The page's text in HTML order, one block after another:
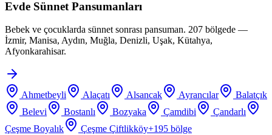
Evde Sünnet Pansumanları
Bebek ve çocuklarda sünnet sonrası pansuman. 207 bölgede —
İzmir, Manisa, Aydın, Muğla, Denizli, Uşak, Kütahya,
Afyonkarahisar.
Ahmetbeyli Alaçatı Alsancak Ayrancılar
Balatçık
Belevi
Bostanlı Bozyaka Çamdibi
Çandarlı
Çeşme Boyalık
Çeşme Çiftlikköy+195 bölge